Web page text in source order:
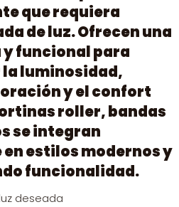
que requiera
de luz. Ofrecen una
funcional para
luminosidad,
y el confort
roller, bandas
se integran
estilos modernos y
funcionalidad.
deseada